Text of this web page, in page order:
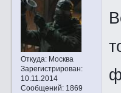
Откуда:Москва
Зарегистрирован:
10.11.2014
Сообщений:1869